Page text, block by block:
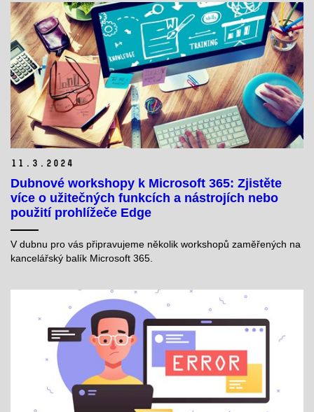
11. 3. 2024
Dubnové workshopy k Microsoft 365: Zjistěte
více o užitečných funkcích a nástrojích nebo
použití prohlížeče Edge
V dubnu pro vás připravujeme několik workshopů zaměřených na
kancelářský balík Microsoft 365.